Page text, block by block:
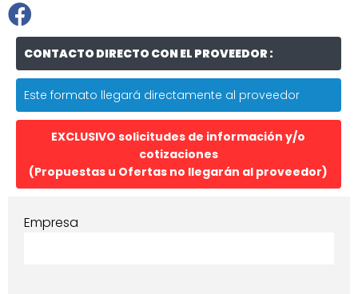
CONTACTO DIRECTO CON EL PROVEEDOR :
Este formato llegará directamente al proveedor
EXCLUSIVO solicitudes de información y/o
cotizaciones
(Propuestas u Ofertas no llegarán al proveedor)
Empresa